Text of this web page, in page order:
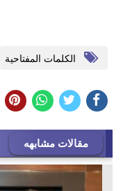
الكلمات المفتاحية
مقالات مشابهه